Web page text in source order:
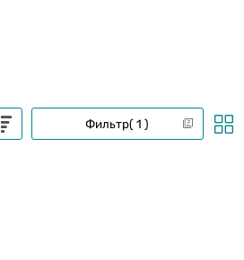
Фильтр 1